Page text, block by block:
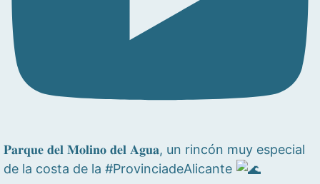
𝐏𝐚𝐫𝐪𝐮𝐞 𝐝𝐞𝐥 𝐌𝐨𝐥𝐢𝐧𝐨 𝐝𝐞𝐥 𝐀𝐠𝐮𝐚, un rincón muy especial
de la costa de la #ProvinciadeAlicante